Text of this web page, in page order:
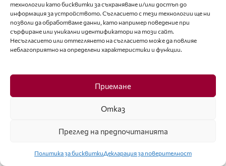
технологии като бисквитки за съхраняване и/или достъп до
информация за устройството. Съгласието с тези технологии ще ни
позволи да обработваме данни, като например поведение при
сърфиране или уникални идентификатори на този сайт.
Несъгласието или оттеглянето на съгласието може да повлияе
неблагоприятно на определени характеристики и функции.
Приемане
Отказ
Преглед на предпочитанията
Политика за бисквиткиДекларация за поверителност
13. Мая Цакова в компанията на Катя и Здравко от
дует „Ритон”
14. – 15. Мая Цакова определя личния си стил като
Фото: © Симеон Вартерян: 1, 4, 5, 6, 7, 8
Фото: © „Хайлайф”: 2, 3, 9, 10, 11, 12, 13, 14, 15